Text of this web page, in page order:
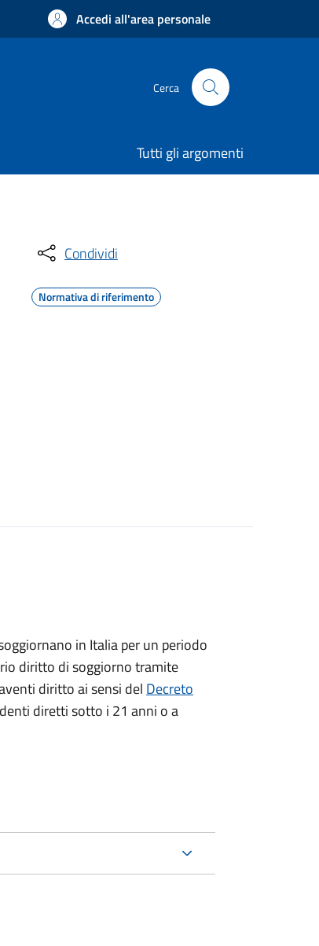
Accedi all'area personale
Cerca
Tutti gli argomenti
Condividi
Normativa di riferimento
in Italia per un periodo
diritto di soggiorno tramite
diritto ai sensi del Decreto
diretti sotto i 21 anni o a